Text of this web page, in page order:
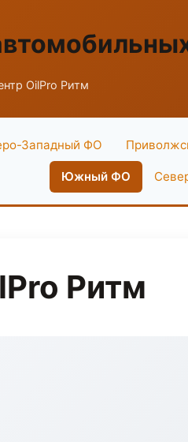
OilPro Ритм
Западный ФО
Южный ФО
Ритм